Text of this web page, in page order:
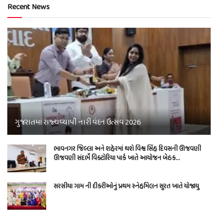
Recent News
ગુજરાતમાં રાજ્યવ્યાપી નારી વંદન ઉત્સવ 2026
ભાવનગર જિલ્લા અને શહેરમાં થશે વિશ્વ સિંહ દિવસની ઊજવણી
ઊજવણી સંદર્ભે વિક્ટોરિયા પાર્ક ખાતે આયોજન બેઠક…
સરસીયા ગામ ની દીકરીઓનું પ્રથમ સ્નેહમિલન સુરત ખાતે યોજાયુ